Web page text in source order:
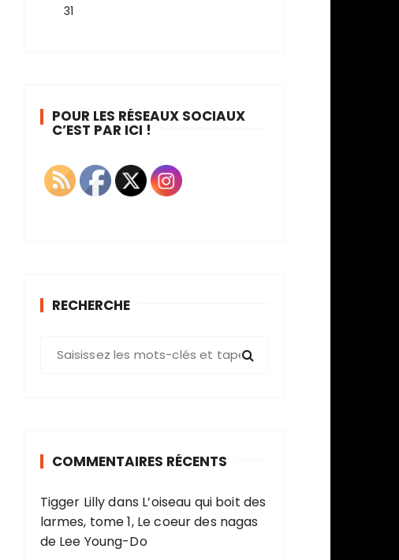
31
POUR LES RÉSEAUX SOCIAUX
C’EST PAR ICI !
RECHERCHE
e
p
o
COMMENTAIRES RÉCENTS
Tigger Lillydans L’oiseau qui boit des
larmes, tome 1, Le coeur des nagas
de Lee Young-Do